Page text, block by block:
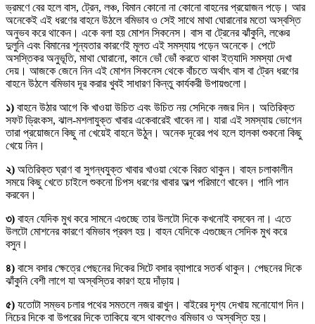
ভ্রমণে বের হলে বাস, ট্রেন, লঞ্চ, বিমান কোনো না কোনো বাহনের প্রয়োজন পড়ে। আর
অনেকেই এই ধরণের বাহনে উঠলে বমিভাব ও সেই সাথে মাথা ঘোরানোর মতো অস্বস্তি
অনুভব করে থাকেন। একে বলা হয় মোশন সিকনেস। বাস বা ট্রেনের ঝাঁকুনি, লঞ্চের
দুলুনি এবং বিমানের শূন্যতার কারণেই মূলত এই সমস্যায় পড়েন অনেকে। পেটে
অসস্তিকর অনুভূতি, মাথা ঘোরানো, কানে ভোঁ ভোঁ করতে থাকা ইত্যাদি সমস্যা দেখা
দেয়। আজকে জেনে নিন এই মোশন সিকনেস থেকে বাঁচতে অর্থাৎ বাস বা ট্রেন ধরণের
বাহনে উঠলে বমিভাব দূর করার খুবই সাধারণ কিন্তু কার্যকরী উপায়গুলো।
১) বাহনে উঠার আগে কি খাওয়া উচিত এবং উচিত নয় সেদিকে নজর দিন। অতিরিক্ত
সফট ড্রিংকস, ঝাল-মশলাযুক্ত খাবার একেবারেই খাবেন না। যারা এই সমস্যায় ভোগেন
তারা প্রয়োজনে কিছু না খেয়েই বাহনে উঠুন। অনেক দূরের পথ হলে হালকা শুকনো কিছু
খেয়ে নিন।
২) অতিরিক্ত ঘ্রাণ বা সুগন্ধযুক্ত খাবার খাওয়া থেকে বিরত থাকুন। বাহন চলাকালীন
সময়ে কিছু খেতে চাইলে শুকনো চিপস ধরণের খাবার অল্প পরিমাণে খাবেন। পানি পান
করবেন।
৩) বাহন যেদিক মুখ করে সামনে এগুচ্ছে তার উলটো দিকে কখনোই বসবেন না। এতে
উলটো মোশনের কারণে বমিভাব প্রবল হয়। বাহন যেদিকে এগুচ্ছেন সেদিক মুখ করে
বসুন।
৪) বাসে বসার ক্ষেত্রে পেছনের দিকের সিটে বসার ব্যাপারে সতর্ক থাকুন। পেছনের দিকে
ঝাঁকুনি বেশী লাগে যা অস্বস্তির কারণ হয়ে দাঁড়ায়।
৫) যতোটা সম্ভব চলার পথের সমতলে নজর রাখুন। বাইরের দৃশ্য দেখায় মনোযোগ দিন।
নিচের দিকে বা উপরের দিকে তাকিয়ে বসে থাকলেও বমিভাব ও অস্বস্তি হয়।